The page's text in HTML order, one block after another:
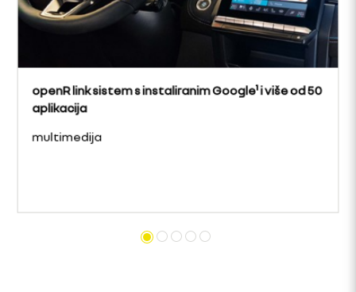
openR link sistem s instaliranim Google¹ i više od 50
aplikacija
multimedija